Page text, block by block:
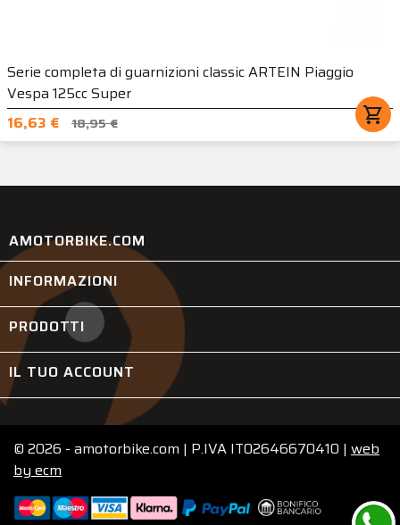
Serie completa di guarnizioni classic ARTEIN Piaggio
Vespa 125cc Super
16,63 €
18,95 € shopping_cart
AMOTORBIKE.COM
INFORMAZIONI
PRODOTTI
IL TUO ACCOUNT
© 2026 - amotorbike.com | P.IVA IT02646670410 | web
byecm